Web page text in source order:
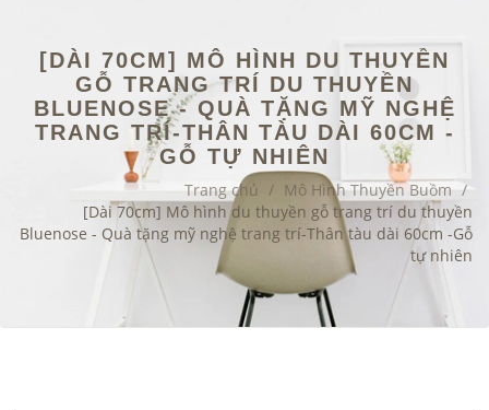
[DÀI 70CM] MÔ HÌNH DU THUYỀN
GỖ TRANG TRÍ DU THUYỀN
BLUENOSE - QUÀ TẶNG MỸ NGHỆ
TRANG TRÍ-THÂN TÀU DÀI 60CM -
GỖ TỰ NHIÊN
Trang chủ / Mô Hình Thuyền Buồm /
[Dài 70cm] Mô hình du thuyền gỗ trang trí du thuyền
Bluenose - Quà tặng mỹ nghệ trang trí-Thân tàu dài 60cm -Gỗ
tự nhiên